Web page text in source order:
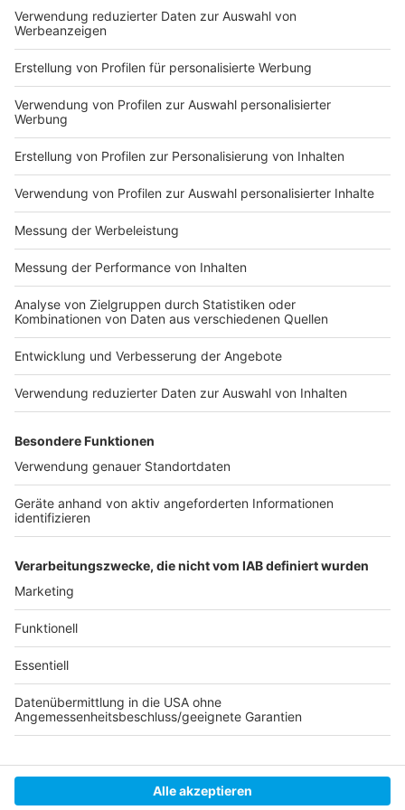
Anzeige
Wir behalten die Lage vor Ort weiter im Blick und
berichtenhierüber Veränderungen und weitere
Neuerungen bei der Ausländerbehörde.
Anzeige
Weitere Infos und Links zum Thema:
Anzeige
Der Fachkräftereport der IHK Düsseldorf
Das Beschlusspapier der HWK Düsseldorf
Ausländerbehörde
Autorin:Julia Trompeter
Anzeige